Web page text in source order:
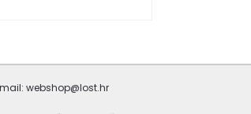
webshop@lost.hr